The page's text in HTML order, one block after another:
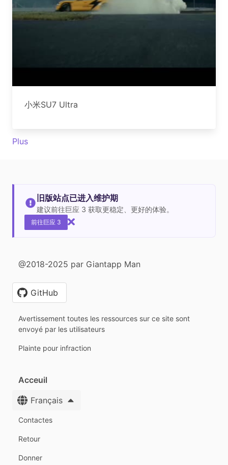
小米SU7 Ultra
Plus
旧版站点已进入维护期
建议前往巨应 3 获取更稳定、更好的体验。
前往巨应 3
@2018-2025 par Giantapp Man
GitHub
Avertissement toutes les ressources sur ce site sont
envoyé par les utilisateurs
Plainte pour infraction
Acceuil
Français
Contactes
Retour
Donner